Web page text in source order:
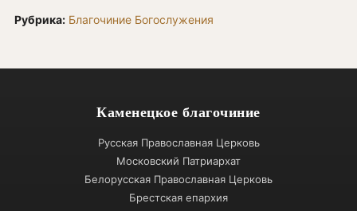
Рубрика: Благочиние Богослужения
Каменецкое благочиние
Русская Православная Церковь
Московский Патриархат
Белорусская Православная Церковь
Брестская епархия